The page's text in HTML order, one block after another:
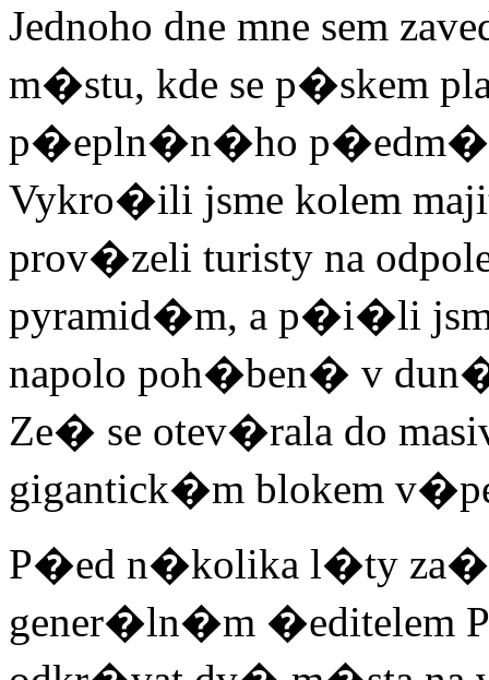
Jednoho dne mne sem
m�stu, kde se p�skem
p�epln�n�ho
Vykro�ili jsme kolem
prov�zeli turisty na
pyramid�m, a p�i�li
napolo poh�ben� v
Ze� se otev�rala do
gigantick�m blokem
P�ed n�kolika l�ty za�al
gener�ln�m �editelem